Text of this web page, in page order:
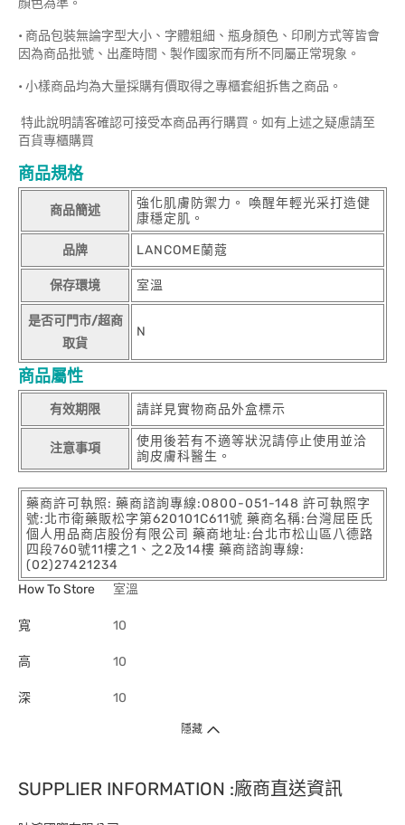
顏色為準。
• 商品包裝無論字型大小、字體粗細、瓶身顏色、印刷方式等皆會
因為商品批號、出產時間、製作國家而有所不同屬正常現象。
• 小樣商品均為大量採購有價取得之專櫃套組拆售之商品。
特此說明請客確認可接受本商品再行購買。如有上述之疑慮請至
百貨專櫃購買
商品規格
商品簡述
強化肌膚防禦力。 喚醒年輕光采打造健
康穩定肌。
品牌 LANCOME蘭蔻
保存環境 室溫
是否可門市/超商
取貨
N
商品屬性
有效期限 請詳見實物商品外盒標示
注意事項
使用後若有不適等狀況請停止使用並洽
詢皮膚科醫生。
藥商許可執照: 藥商諮詢專線:0800-051-148 許可執照字
號:北市衛藥販松字第620101C611號 藥商名稱:台灣屈臣氏
個人用品商店股份有限公司 藥商地址:台北市松山區八德路
四段760號11樓之1、之2及14樓 藥商諮詢專線:
(02)27421234
How To Store
室溫
寬 10
高 10
深 10
隱藏
SUPPLIER INFORMATION :廠商直送資訊